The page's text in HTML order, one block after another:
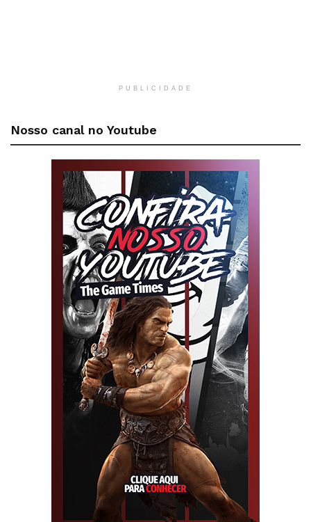
PUBLICIDADE
Nosso canal no Youtube